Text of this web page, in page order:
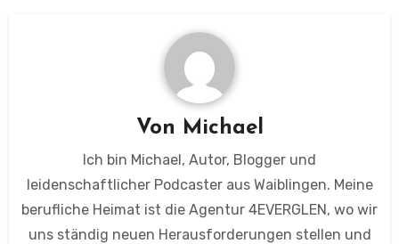
Von Michael
Ich bin Michael, Autor, Blogger und
leidenschaftlicher Podcaster aus Waiblingen. Meine
berufliche Heimat ist die Agentur 4EVERGLEN, wo wir
uns ständig neuen Herausforderungen stellen und